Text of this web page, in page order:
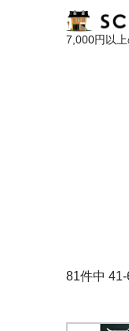
7,000円以上
81件中 41-